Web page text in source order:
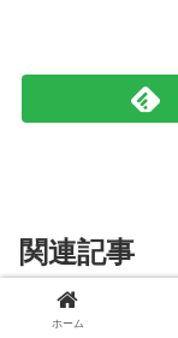
関連記事
安全・安心の商品
ホーム